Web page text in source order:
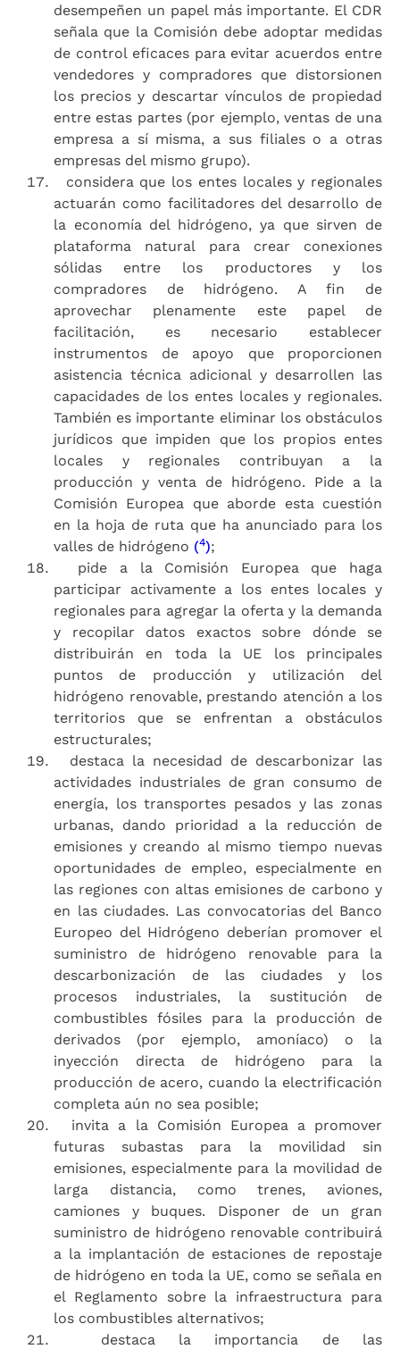
desempeñen un papel más importante. El CDR
señala que la Comisión debe adoptar medidas
de control eficaces para evitar acuerdos entre
vendedores y compradores que distorsionen
los precios y descartar vínculos de propiedad
entre estas partes (por ejemplo, ventas de una
empresa a sí misma, a sus filiales o a otras
empresas del mismo grupo).
considera que los entes locales y regionales
actuarán como facilitadores del desarrollo de
la economía del hidrógeno, ya que sirven de
plataforma natural para crear conexiones
sólidas entre los productores y los
compradores de hidrógeno. A fin de
aprovechar plenamente este papel de
facilitación, es necesario establecer
instrumentos de apoyo que proporcionen
asistencia técnica adicional y desarrollen las
capacidades de los entes locales y regionales.
También es importante eliminar los obstáculos
jurídicos que impiden que los propios entes
locales y regionales contribuyan a la
producción y venta de hidrógeno. Pide a la
Comisión Europea que aborde esta cuestión
en la hoja de ruta que ha anunciado para los
valles de hidrógeno (4);
pide a la Comisión Europea que haga
participar activamente a los entes locales y
regionales para agregar la oferta y la demanda
y recopilar datos exactos sobre dónde se
distribuirán en toda la UE los principales
puntos de producción y utilización del
hidrógeno renovable, prestando atención a los
territorios que se enfrentan a obstáculos
estructurales;
destaca la necesidad de descarbonizar las
actividades industriales de gran consumo de
energía, los transportes pesados y las zonas
urbanas, dando prioridad a la reducción de
emisiones y creando al mismo tiempo nuevas
oportunidades de empleo, especialmente en
las regiones con altas emisiones de carbono y
en las ciudades. Las convocatorias del Banco
Europeo del Hidrógeno deberían promover el
suministro de hidrógeno renovable para la
descarbonización de las ciudades y los
procesos industriales, la sustitución de
combustibles fósiles para la producción de
derivados (por ejemplo, amoníaco) o la
inyección directa de hidrógeno para la
producción de acero, cuando la electrificación
completa aún no sea posible;
invita a la Comisión Europea a promover
futuras subastas para la movilidad sin
emisiones, especialmente para la movilidad de
larga distancia, como trenes, aviones,
camiones y buques. Disponer de un gran
suministro de hidrógeno renovable contribuirá
a la implantación de estaciones de repostaje
de hidrógeno en toda la UE, como se señala en
el Reglamento sobre la infraestructura para
los combustibles alternativos;
destaca la importancia de las